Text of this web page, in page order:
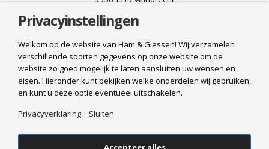
078 61 02 444
info@hamgiessen.nl
Bel ons
Mail ons
Privacyinstellingen
Welkom op de website van Ham & Giessen! Wij verzamelen
verschillende soorten gegevens op onze website om de
website zo goed mogelijk te laten aansluiten uw wensen en
eisen. Hieronder kunt bekijken welke onderdelen wij gebruiken,
en kunt u deze optie eventueel uitschakelen.
Privacyverklaring | Sluiten